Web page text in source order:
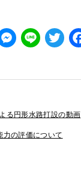
M
s
e
n
L
n
T
it
e
る円形水路打設の動画
の評価について